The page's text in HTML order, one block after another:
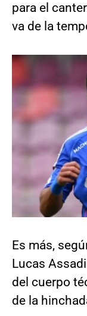
para el
va de la
Es más,
Lucas
del cuerpo
de la